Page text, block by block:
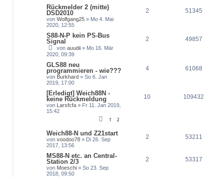
Rückmelder 2 (mitte)
DSD2010
von Wolfgang25 » Mo 4. Mai
2020, 12:55
2 51345
S88-N-P kein PS-Bus
Signal
von auudii » Mo 16. Mär
2020, 09:39
2 49857
GLS88 neu
programmieren - wie???
von Burkhard » So 6. Jan
2019, 17:00
4 61068
[Erledigt] Weich88N -
keine Rückmeldung
von Larsfcfa » Fr 11. Jan 2019,
15:42
1 2
10 109432
Weich88-N und Z21start
von voodoo78 » Di 26. Sep
2017, 13:56
2 53211
MS88-N etc. an Central-
Station 2/3
von Moeschi » So 23. Sep
2018, 09:50
2 53317